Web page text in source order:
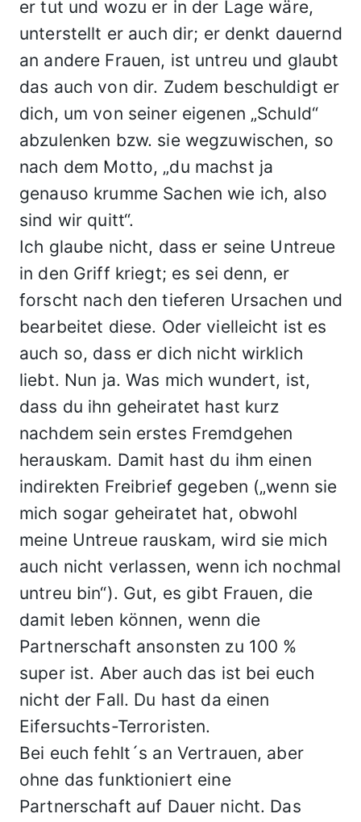
er tut und wozu er in der Lage wäre,
unterstellt er auch dir; er denkt dauernd
an andere Frauen, ist untreu und glaubt
das auch von dir. Zudem beschuldigt er
dich, um von seiner eigenen „Schuld“
abzulenken bzw. sie wegzuwischen, so
nach dem Motto, „du machst ja
genauso krumme Sachen wie ich, also
sind wir quitt“.
Ich glaube nicht, dass er seine Untreue
in den Griff kriegt; es sei denn, er
forscht nach den tieferen Ursachen und
bearbeitet diese. Oder vielleicht ist es
auch so, dass er dich nicht wirklich
liebt. Nun ja. Was mich wundert, ist,
dass du ihn geheiratet hast kurz
nachdem sein erstes Fremdgehen
herauskam. Damit hast du ihm einen
indirekten Freibrief gegeben („wenn sie
mich sogar geheiratet hat, obwohl
meine Untreue rauskam, wird sie mich
auch nicht verlassen, wenn ich nochmal
untreu bin“). Gut, es gibt Frauen, die
damit leben können, wenn die
Partnerschaft ansonsten zu 100 %
super ist. Aber auch das ist bei euch
nicht der Fall. Du hast da einen
Eifersuchts-Terroristen.
Bei euch fehlt´s an Vertrauen, aber
ohne das funktioniert eine
Partnerschaft auf Dauer nicht. Das